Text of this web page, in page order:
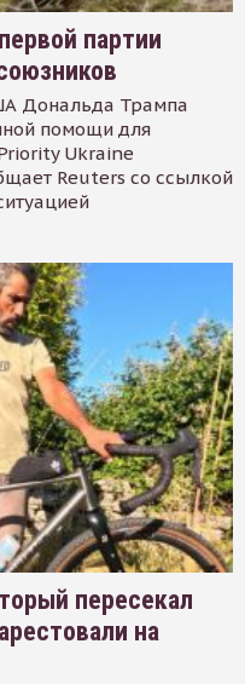
партии
Дональда Трампа
помощи для
Ukraine
Reuters со ссылкой
пересекал
на